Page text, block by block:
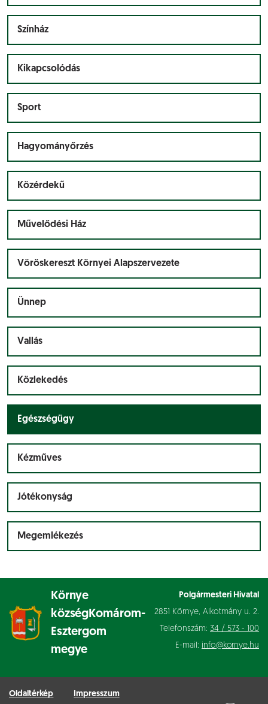
Színház
Kikapcsolódás
Sport
Hagyományőrzés
Közérdekű
Művelődési Ház
Vöröskereszt Környei Alapszervezete
Ünnep
Vallás
Közlekedés
Egészségügy
Kézműves
Jótékonyság
Megemlékezés
Környe
községKomárom-
Esztergom
megye
Polgármesteri Hivatal
2851 Környe, Alkotmány u. 2.
Telefonszám: 34 / 573 - 100
E-mail: info@kornye.hu
Oldaltérkép Impresszum